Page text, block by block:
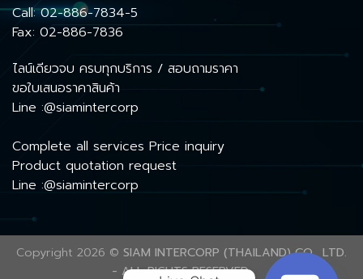
Call:02-886-7834-5
Fax: 02-886-7836
ไลน์เดียวจบ ครบทุกบริการ / สอบถามราคา
ขอใบเสนอราคาสินค้า
Line :@siamintercorp
Complete all services Price inquiry
Product quotation request
Line :@siamintercorp
Copyright 2026 © SIAM INTERCORP (THAILAND) CO., LTD.
- ALL RIGHTS RESERVED.